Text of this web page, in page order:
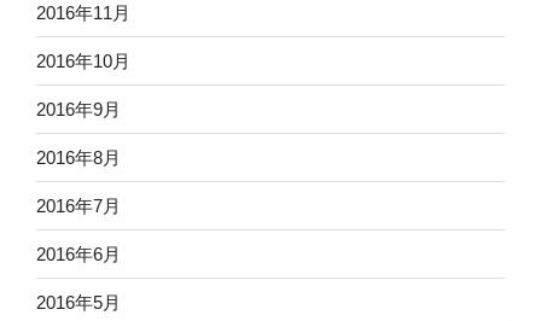
2016年11月
2016年10月
2016年9月
2016年8月
2016年7月
2016年6月
2016年5月